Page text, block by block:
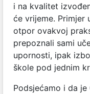
i na kvalitet
će vrijeme. Primjer
otpor ovakvoj
prepoznali sami
upornosti, ipak
škole pod jednim
Podsjećamo i da je